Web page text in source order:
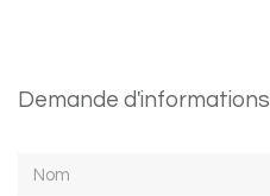
Demande d'informations